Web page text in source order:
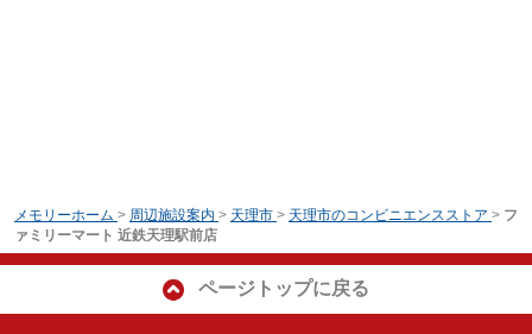
メモリーホーム > 周辺施設案内 > 天理市 > 天理市のコンビニエンスストア > フ
ァミリーマート 近鉄天理駅前店
ページトップに戻る